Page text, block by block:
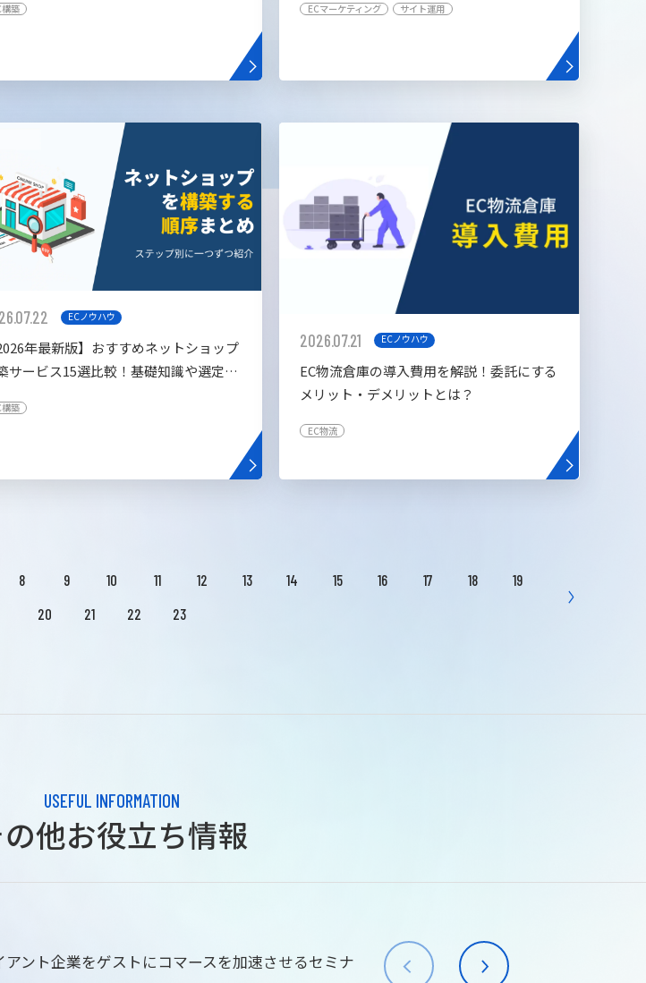
構築 ECマーケティング サイト運用
ECノウハウ
2026年最新版】おすすめネットショップ
サービス15選比較！基礎知識や選定基
構築
2026.07.21 ECノウハウ
EC物流倉庫の導入費用を解説！委託にする
メリット・デメリットとは？
EC物流
8 9 10 11 12 13 14 15 16 17 18
19
20
21 22 23
USEFUL INFORMATION
他お役立ち情報
ント企業をゲストにコマースを加速させるセミナ